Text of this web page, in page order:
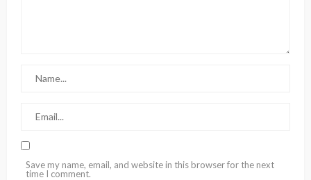
Save my name, email, and website in this browser for the next
time I comment.